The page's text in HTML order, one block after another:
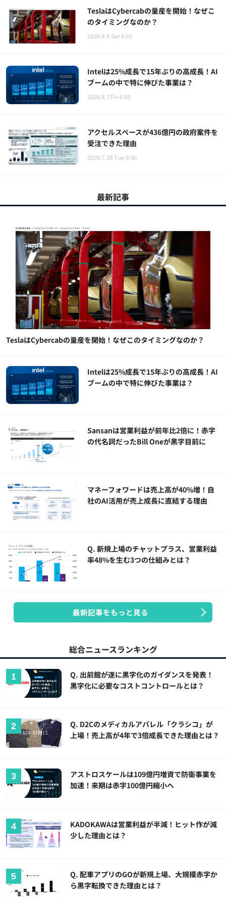
TeslaはCybercabの量産を開始！なぜこ
のタイミングなのか？
2026.8.8 Sat 6:00
Intelは25%成長で15年ぶりの高成長！AI
ブームの中で特に伸びた事業は？
2026.8.7 Fri 6:00
アクセルスペースが436億円の政府案件を
受注できた理由
2026.7.28 Tue 9:00
最新記事
TeslaはCybercabの量産を開始！なぜこのタイミングなのか？
Intelは25%成長で15年ぶりの高成長！AI
ブームの中で特に伸びた事業は？
Sansanは営業利益が前年比2倍に！赤字
の代名詞だったBill Oneが黒字目前に
マネーフォワードは売上高が40%増！自
社のAI活用が売上成長に直結する理由
Q. 新規上場のチャットプラス、営業利益
率48%を生む3つの仕組みとは？
最新記事をもっと見る
総合ニュースランキング
Q. 出前館が遂に黒字化のガイダンスを発表！
黒字化に必要なコストコントロールとは？
Q. D2Cのメディカルアパレル「クラシコ」が
上場！売上高が4年で3倍成長できた理由とは？
アストロスケールは109億円増資で防衛事業を
加速！来期は赤字100億円縮小へ
KADOKAWAは営業利益が半減！ヒット作が減
少した理由とは？
Q. 配車アプリのGOが新規上場、大規模赤字か
ら黒字転換できた理由とは？